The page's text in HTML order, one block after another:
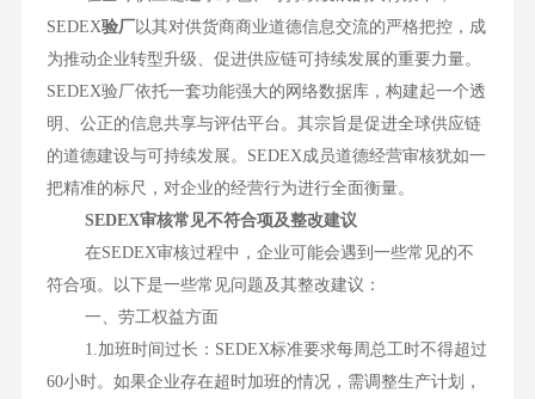
SEDEX验厂以其对供货商商业道德信息交流的严格把控，成
为推动企业转型升级、促进供应链可持续发展的重要力量。
SEDEX验厂依托一套功能强大的网络数据库，构建起一个透
明、公正的信息共享与评估平台。其宗旨是促进全球供应链
的道德建设与可持续发展。SEDEX成员道德经营审核犹如一
把精准的标尺，对企业的经营行为进行全面衡量。
SEDEX审核常见不符合项及整改建议
在SEDEX审核过程中，企业可能会遇到一些常见的不
符合项。以下是一些常见问题及其整改建议：
一、劳工权益方面
1.加班时间过长：SEDEX标准要求每周总工时不得超过
60小时。如果企业存在超时加班的情况，需调整生产计划，